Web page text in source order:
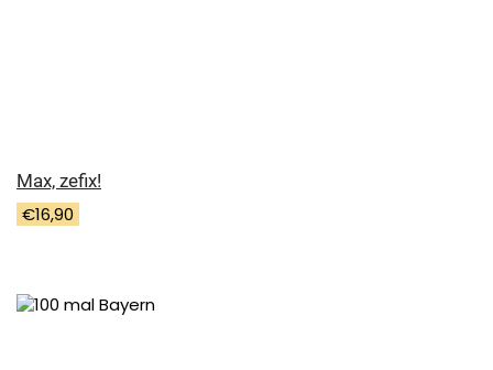
Max, zefix!
€16,90